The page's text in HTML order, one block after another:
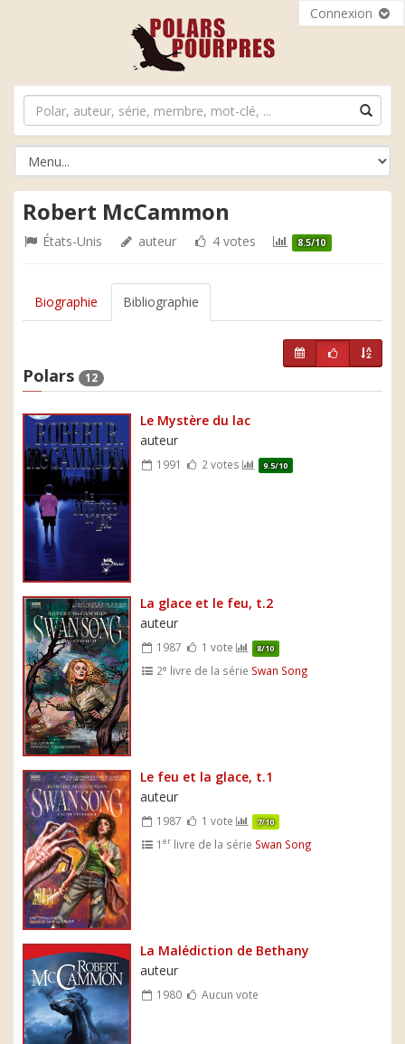
Connexion
Robert McCammon
États-Unis auteur 4 votes 8.5/10
Biographie Bibliographie
Polars 12
Le Mystère du lac
auteur
1991 2 votes 9.5/10
La glace et le feu, t.2
auteur
1987 1 vote 8/10
2e livre de la série Swan Song
Le feu et la glace, t.1
auteur
1987 1 vote 7/10
1er livre de la série Swan Song
La Malédiction de Bethany
auteur
1980 Aucun vote